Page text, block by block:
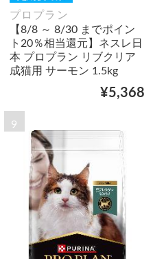
プロプラン
【8/8 ～ 8/30 までポイン
ト20％相当還元】ネスレ日
本 プロプラン リブクリア
成猫用 サーモン 1.5kg
¥5,368
9